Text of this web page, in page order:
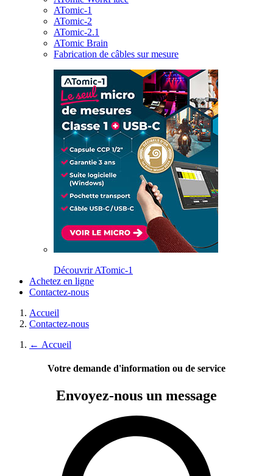
ATomic-1
ATomic-2
ATomic-2.1
ATomic Brain
Fabrication de câbles sur mesure
Découvrir ATomic-1
Achetez en ligne
Contactez-nous
Accueil
Contactez-nous
← Accueil
Votre demande d'information ou de service
Envoyez-nous un message